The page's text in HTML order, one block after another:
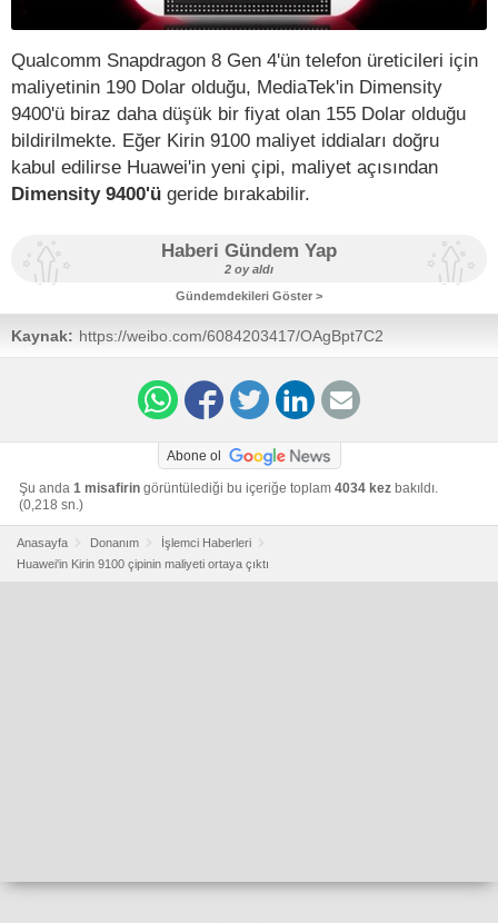
Qualcomm Snapdragon 8 Gen 4'ün telefon üreticileri için
maliyetinin 190 Dolar olduğu, MediaTek'in Dimensity
9400'ü biraz daha düşük bir fiyat olan 155 Dolar olduğu
bildirilmekte. Eğer Kirin 9100 maliyet iddiaları doğru
kabul edilirse Huawei'in yeni çipi, maliyet açısından
Dimensity 9400'ü geride bırakabilir.
Haberi Gündem Yap
2 oy aldı
Gündemdekileri Göster >
Kaynak: https://weibo.com/6084203417/OAgBpt7C2
Abone ol
Şu anda 1 misafirin görüntülediği bu içeriğe toplam 4034 kez bakıldı.
(0,218 sn.)
Anasayfa Donanım
İşlemci Haberleri
Huawei'in Kirin 9100 çipinin maliyeti ortaya çıktı